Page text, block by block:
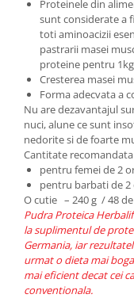
Proteinele din
sunt considerate a
toti aminoacizii
pastrarii masei
proteine pentru
Cresterea masei
Forma adecvata a
Nu are dezavantajul
nuci, alune ce sunt
nedorite si de foarte
Cantitate
pentru femei de 2
pentru barbati de 2
O cutie – 240 g / 48
Pudra Proteica
la suplimentul de
Germania, iar
urmat o dieta mai
mai eficient decat cei
conventionala.